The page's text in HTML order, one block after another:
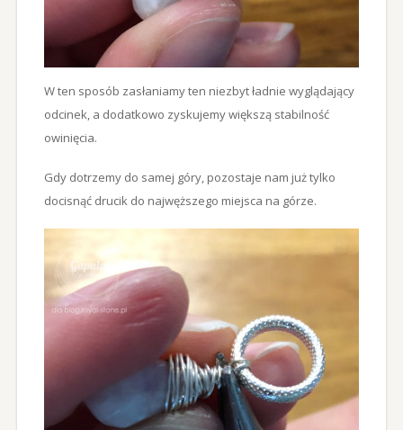
W ten sposób zasłaniamy ten niezbyt ładnie wyglądający
odcinek, a dodatkowo zyskujemy większą stabilność
owinięcia.
Gdy dotrzemy do samej góry, pozostaje nam już tylko
docisnąć drucik do najwęższego miejsca na górze.